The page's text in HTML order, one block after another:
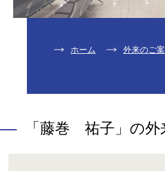
ホーム 外来のご
「藤巻 祐子」の外